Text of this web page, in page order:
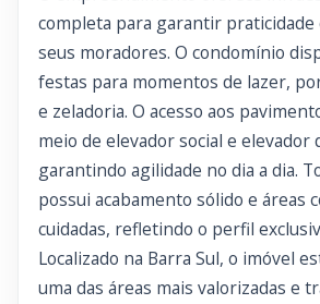
completa para garantir praticidade
seus moradores. O condomínio
festas para momentos de lazer,
e zeladoria. O acesso aos
meio de elevador social e elevador
garantindo agilidade no dia a dia.
possui acabamento sólido e áreas
cuidadas, refletindo o perfil
Localizado na Barra Sul, o imóvel
uma das áreas mais valorizadas e